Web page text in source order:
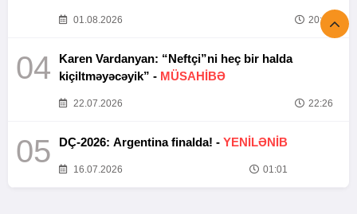
01.08.2026 20:52
04
Karen Vardanyan: “Neftçi”ni heç bir halda
kiçiltməyəcəyik” - MÜSAHİBƏ
22.07.2026 22:26
05 DÇ-2026: Argentina finalda! - YENİLƏNİB
16.07.2026 01:01